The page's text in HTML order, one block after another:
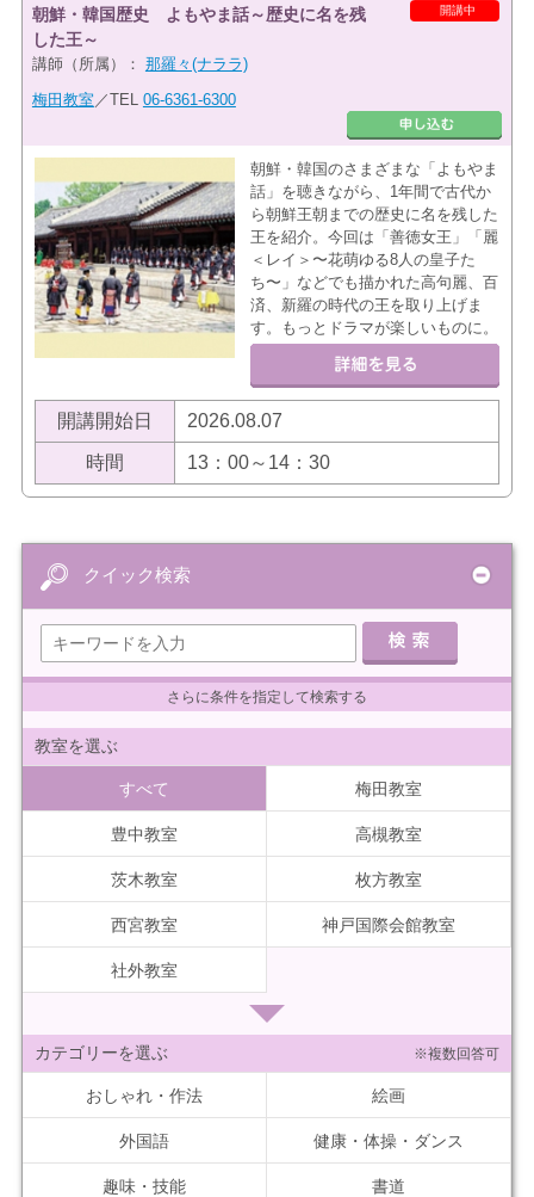
開講中
朝鮮・韓国歴史 よもやま話～歴史に名を残
した王～
講師（所属）： 那羅々(ナララ)
梅田教室 ／TEL 06-6361-6300
朝鮮・韓国のさまざまな「よもやま
話」を聴きながら、1年間で古代か
ら朝鮮王朝までの歴史に名を残した
王を紹介。今回は「善徳女王」「麗
＜レイ＞〜花萌ゆる8人の皇子た
ち〜」などでも描かれた高句麗、百
済、新羅の時代の王を取り上げま
す。もっとドラマが楽しいものに。
開講開始日 2026.08.07
時間 13：00～14：30
クイック検索
さらに条件を指定して検索する
教室を選ぶ
すべて 梅田教室
豊中教室 高槻教室
茨木教室 枚方教室
西宮教室 神戸国際会館教室
社外教室
カテゴリーを選ぶ ※複数回答可
おしゃれ・作法 絵画
外国語 健康・体操・ダンス
趣味・技能 書道